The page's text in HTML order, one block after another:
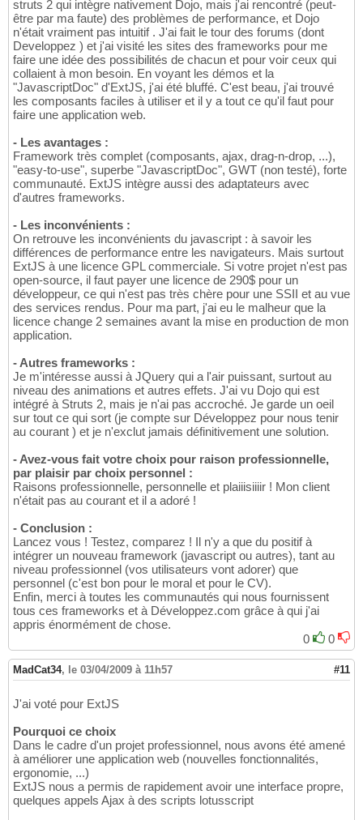
struts 2 qui intègre nativement Dojo, mais j'ai rencontré (peut-
être par ma faute) des problèmes de performance, et Dojo
n'était vraiment pas intuitif . J'ai fait le tour des forums (dont
Developpez ) et j'ai visité les sites des frameworks pour me
faire une idée des possibilités de chacun et pour voir ceux qui
collaient à mon besoin. En voyant les démos et la
"JavascriptDoc" d'ExtJS, j'ai été bluffé. C'est beau, j'ai trouvé
les composants faciles à utiliser et il y a tout ce qu'il faut pour
faire une application web.
- Les avantages :
Framework très complet (composants, ajax, drag-n-drop, ...),
"easy-to-use", superbe "JavascriptDoc", GWT (non testé), forte
communauté. ExtJS intègre aussi des adaptateurs avec
d'autres frameworks.
- Les inconvénients :
On retrouve les inconvénients du javascript : à savoir les
différences de performance entre les navigateurs. Mais surtout
ExtJS à une licence GPL commerciale. Si votre projet n'est pas
open-source, il faut payer une licence de 290$ pour un
développeur, ce qui n'est pas très chère pour une SSII et au vue
des services rendus. Pour ma part, j'ai eu le malheur que la
licence change 2 semaines avant la mise en production de mon
application.
- Autres frameworks :
Je m'intéresse aussi à JQuery qui a l'air puissant, surtout au
niveau des animations et autres effets. J'ai vu Dojo qui est
intégré à Struts 2, mais je n'ai pas accroché. Je garde un oeil
sur tout ce qui sort (je compte sur Développez pour nous tenir
au courant ) et je n'exclut jamais définitivement une solution.
- Avez-vous fait votre choix pour raison professionnelle,
par plaisir par choix personnel :
Raisons professionnelle, personnelle et plaiiisiiiir ! Mon client
n'était pas au courant et il a adoré !
- Conclusion :
Lancez vous ! Testez, comparez ! Il n'y a que du positif à
intégrer un nouveau framework (javascript ou autres), tant au
niveau professionnel (vos utilisateurs vont adorer) que
personnel (c'est bon pour le moral et pour le CV).
Enfin, merci à toutes les communautés qui nous fournissent
tous ces frameworks et à Développez.com grâce à qui j'ai
appris énormément de chose.
0
0
MadCat34, le 03/04/2009 à 11h57 #11
J'ai voté pour ExtJS
Pourquoi ce choix
Dans le cadre d'un projet professionnel, nous avons été amené
à améliorer une application web (nouvelles fonctionnalités,
ergonomie, ...)
ExtJS nous a permis de rapidement avoir une interface propre,
quelques appels Ajax à des scripts lotusscript